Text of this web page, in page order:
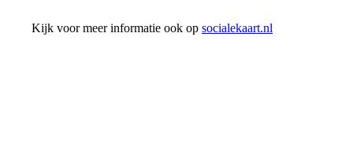
Kijk voor meer informatie ook op socialekaart.nl